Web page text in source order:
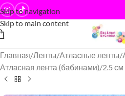
Skip to navigation
Skip to main content
Главная/Ленты/Атласные ленты/
Атласная лента (бабинами)/2.5 см